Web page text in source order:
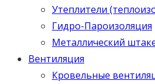
Утеплители
Гидро-Пароизоляция
Металлический
Вентиляция
Кровельные